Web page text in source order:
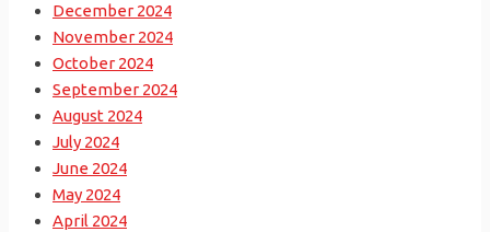
December 2024
November 2024
October 2024
September 2024
August 2024
July 2024
June 2024
May 2024
April 2024